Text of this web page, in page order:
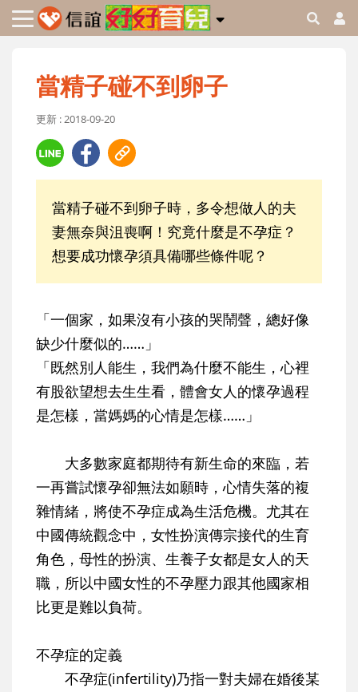
當精子碰不到卵子
更新 : 2018-09-20
當精子碰不到卵子時，多令想做人的夫
妻無奈與沮喪啊！究竟什麼是不孕症？
想要成功懷孕須具備哪些條件呢？
「一個家，如果沒有小孩的哭鬧聲，總好像
缺少什麼似的……」
「既然別人能生，我們為什麼不能生，心裡
有股欲望想去生生看，體會女人的懷孕過程
是怎樣，當媽媽的心情是怎樣……」
大多數家庭都期待有新生命的來臨，若
一再嘗試懷孕卻無法如願時，心情失落的複
雜情緒，將使不孕症成為生活危機。尤其在
中國傳統觀念中，女性扮演傳宗接代的生育
角色，母性的扮演、生養子女都是女人的天
職，所以中國女性的不孕壓力跟其他國家相
比更是難以負荷。
不孕症的定義
不孕症(infertility)乃指一對夫婦在婚後某